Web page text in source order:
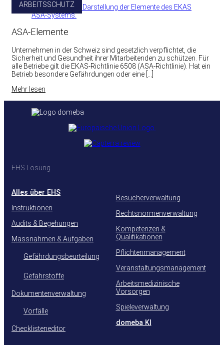
ARBEITSSCHUTZ
ASA-Elemente
Unternehmen in der Schweiz sind gesetzlich verpflichtet, die
Sicherheit und Gesundheit ihrer Mitarbeitenden zu schützen. Für
alle Betriebe gilt die EKAS-Richtlinie 6508 (ASA-Richtlinie). Hat ein
Betrieb besondere Gefährdungen oder eine […]
Mehr lesen
EHS Lösung
Alles über EHS
Instruktionen
Audits & Begehungen
Massnahmen & Aufgaben
Gefährdungsbeurteilung
Gefahrstoffe
Dokumentenverwaltung
Vorfälle
Checklisteneditor
Besucherverwaltung
Rechtsnormenverwaltung
Kompetenzen &
Qualifikationen
Pflichtenmanagement
Veranstaltungsmanagement
Arbeitsmedizinische
Vorsorgen
Spieleverwaltung
domeba KI